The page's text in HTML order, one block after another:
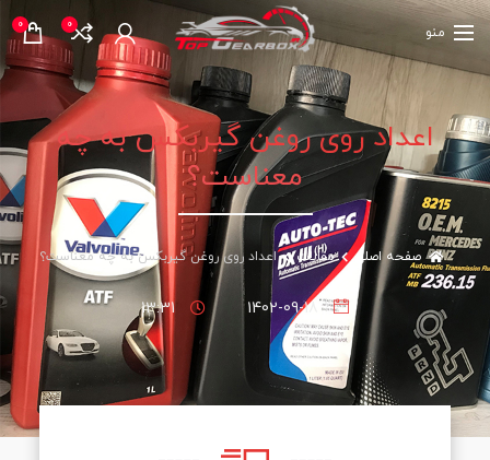
منو 0
0
اعداد روی روغن گیربکس به چه
معناست؟
صفحه اصلی مقالات اعداد روی روغن گیربکس به چه معناست؟
1402-09-18
13:31